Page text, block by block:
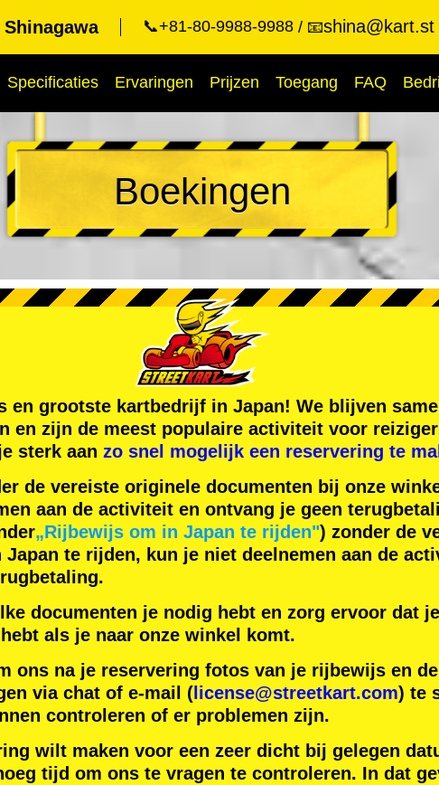
📞+81-80-9988-9988 📧shina@kart.st
Specificaties Ervaringen Prijzen Toegang FAQ
Boekingen
en grootste kartbedrijf in Japan! We blijven
en zijn de meest populaire activiteit voor
sterk aan zo snel mogelijk een reservering te
de vereiste originele documenten bij onze
aan de activiteit en ontvang je geen
„Rijbewijs om in Japan te rijden") zonder de
te rijden, kun je niet deelnemen aan de
documenten je nodig hebt en zorg ervoor dat
als je naar onze winkel komt.
ons na je reservering fotos van je rijbewijs en
via chat of e-mail ( license@streetkart.com) te
controleren of er problemen zijn.
wilt maken voor een zeer dicht bij gelegen
tijd om ons te vragen te controleren. In dat